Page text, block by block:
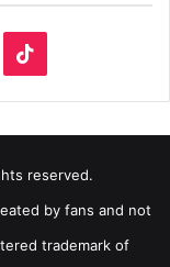
reserved.
by fans and not
trademark of